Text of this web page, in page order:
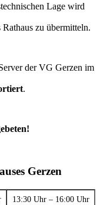
Lage wird
zu übermitteln.
der VG Gerzen im
.
Gerzen
13:30 Uhr – 16:00 Uhr